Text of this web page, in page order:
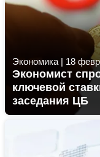
Экономика | 18
Экономист
ключевой
заседания ЦБ